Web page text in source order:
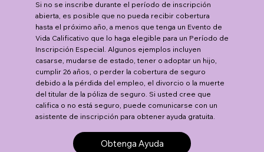
Si no se inscribe durante el período de inscripción
abierta, es posible que no pueda recibir cobertura
hasta el próximo año, a menos que tenga un Evento de
Vida Calificativo que lo haga elegible para un Período de
Inscripción Especial. Algunos ejemplos incluyen
casarse, mudarse de estado, tener o adoptar un hijo,
cumplir 26 años, o perder la cobertura de seguro
debido a la pérdida del empleo, el divorcio o la muerte
del titular de la póliza de seguro. Si usted cree que
califica o no está seguro, puede comunicarse con un
asistente de inscripción para obtener ayuda gratuita.
Obtenga Ayuda